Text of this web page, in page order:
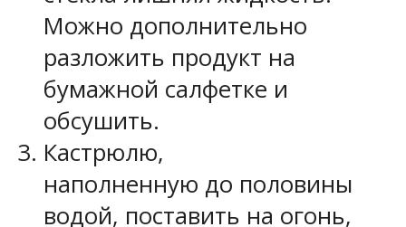
Можно дополнительно
разложить продукт на
бумажной салфетке и
обсушить.
Кастрюлю,
наполненную до половины
водой, поставить на огонь,